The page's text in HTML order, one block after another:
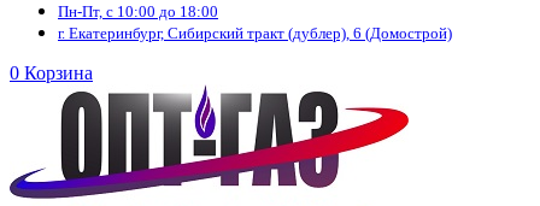
Пн-Пт, с 10:00 до 18:00
г. Екатеринбург, Сибирский тракт (дублер), 6 (Домострой)
0 Корзина